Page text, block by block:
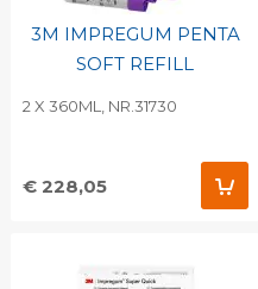
3M IMPREGUM PENTA
SOFT REFILL
2 X 360ML, NR.31730
€ 228,05